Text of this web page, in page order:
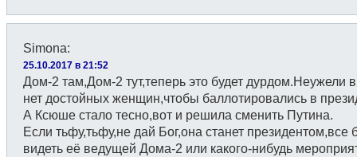
Simona:
25.10.2017 в 21:52
Дом-2 там,Дом-2 тут,теперь это будет дурдом.Неужели
нет достойных женщин,чтобы баллотировались в
А Ксюше стало тесно,вот и решила сменить Путина.
Если тьфу,тьфу,не дай Бог,она станет президентом,все
видеть её ведущей Дома-2 или какого-нибудь